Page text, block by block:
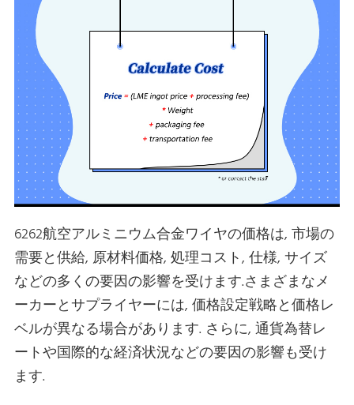
6262航空アルミニウム合金ワイヤの価格は, 市場の
需要と供給, 原材料価格, 処理コスト, 仕様, サイズ
などの多くの要因の影響を受けます.さまざまなメ
ーカーとサプライヤーには, 価格設定戦略と価格レ
ベルが異なる場合があります. さらに, 通貨為替レ
ートや国際的な経済状況などの要因の影響も受け
ます.